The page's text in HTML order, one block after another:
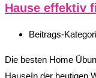
Hause effektiv
Beitrags-
Die besten Home